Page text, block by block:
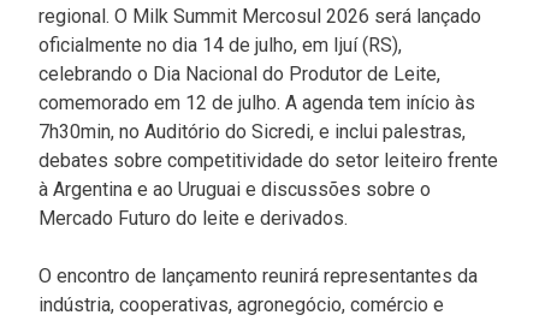
regional. O Milk Summit Mercosul 2026 será lançado
oficialmente no dia 14 de julho, em Ijuí (RS),
celebrando o Dia Nacional do Produtor de Leite,
comemorado em 12 de julho. A agenda tem início às
7h30min, no Auditório do Sicredi, e inclui palestras,
debates sobre competitividade do setor leiteiro frente
à Argentina e ao Uruguai e discussões sobre o
Mercado Futuro do leite e derivados.
O encontro de lançamento reunirá representantes da
indústria, cooperativas, agronegócio, comércio e